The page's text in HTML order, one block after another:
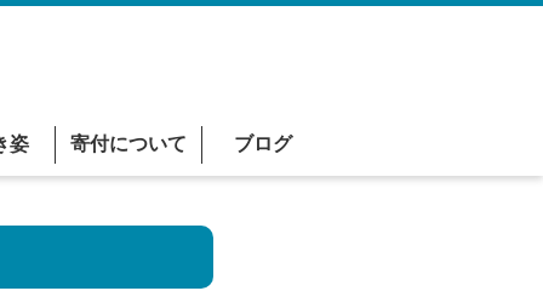
姿 寄付について ブログ